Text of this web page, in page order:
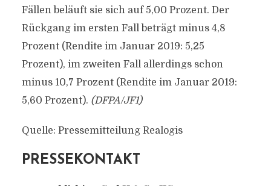
Fällen beläuft sie sich auf 5,00 Prozent. Der
Rückgang im ersten Fall beträgt minus 4,8
Prozent (Rendite im Januar 2019: 5,25
Prozent), im zweiten Fall allerdings schon
minus 10,7 Prozent (Rendite im Januar 2019:
5,60 Prozent). (DFPA/JF1)
Quelle: Pressemitteilung Realogis
PRESSEKONTAKT